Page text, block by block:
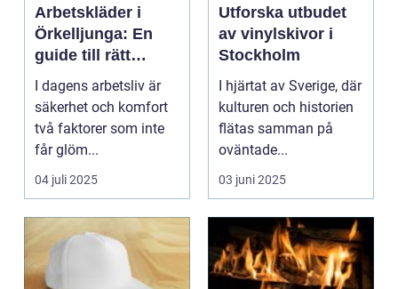
Arbetskläder i
Örkelljunga: En
guide till rätt
skydd och
bekvämlighet på
jobbet
I dagens arbetsliv är
säkerhet och komfort
två faktorer som inte
får glöm...
04 juli 2025
Utforska utbudet
av vinylskivor i
Stockholm
I hjärtat av Sverige, där
kulturen och historien
flätas samman på
oväntade...
03 juni 2025